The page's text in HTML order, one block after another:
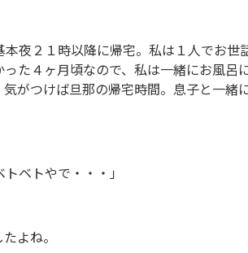
夜２１時以降に帰宅。私は１人でお世
た４ヶ月頃なので、私は一緒にお風呂
気がつけば旦那の帰宅時間。息子と一緒
トベトやで・・・」
よね。